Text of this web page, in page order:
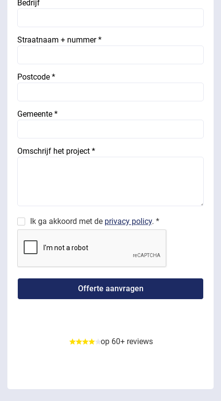
Bedrijf
Straatnaam + nummer *
Postcode *
Gemeente *
Omschrijf het project *
Ik ga akkoord met de privacy policy. *
op 60+ reviews